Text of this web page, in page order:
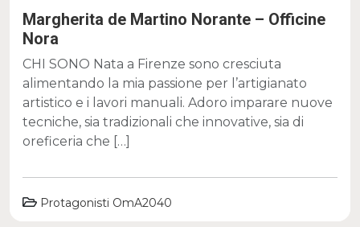
Margherita de Martino Norante – Officine
Nora
CHI SONO Nata a Firenze sono cresciuta
alimentando la mia passione per l’artigianato
artistico e i lavori manuali. Adoro imparare nuove
tecniche, sia tradizionali che innovative, sia di
oreficeria che […]
Protagonisti OmA2040